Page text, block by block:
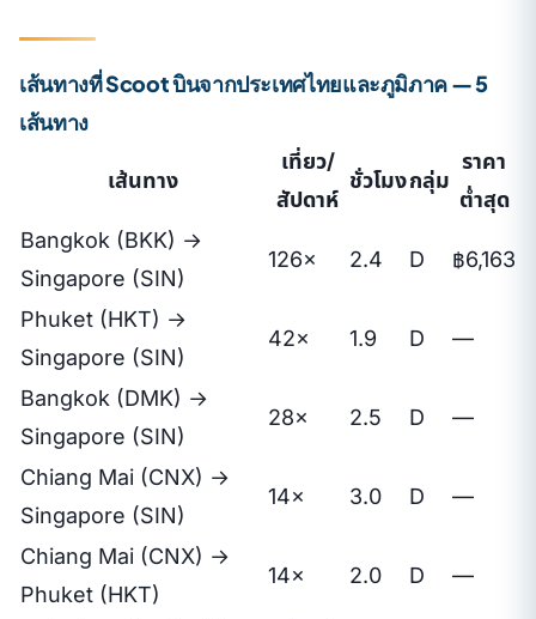
เส้นทางที่ Scoot บินจากประเทศไทยและภูมิภาค — 5
เส้นทาง
เส้นทาง
เที่ยว/
สัปดาห์
ชั่วโมงกลุ่ม
ราคา
ต่ำสุด
Bangkok (BKK) →
Singapore (SIN)
126× 2.4 D ฿6,163
Phuket (HKT) →
Singapore (SIN)
42× 1.9 D —
Bangkok (DMK) →
Singapore (SIN)
28× 2.5 D —
Chiang Mai (CNX) →
Singapore (SIN)
14× 3.0 D —
Chiang Mai (CNX) →
Phuket (HKT)
14× 2.0 D —